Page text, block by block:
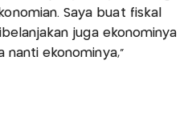
Saya buat fiskal
juga ekonominya
nanti ekonominya,"